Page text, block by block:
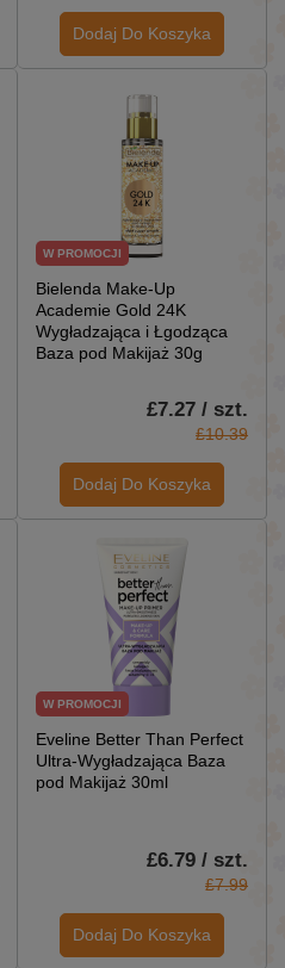
Dodaj Do Koszyka
W PROMOCJI
Bielenda Make-Up
Academie Gold 24K
Wygładzająca i Łgodząca
Baza pod Makijaż 30g
£7.27 / szt.
£10.39
Dodaj Do Koszyka
W PROMOCJI
Eveline Better Than Perfect
Ultra-Wygładzająca Baza
pod Makijaż 30ml
£6.79 / szt.
£7.99
Dodaj Do Koszyka